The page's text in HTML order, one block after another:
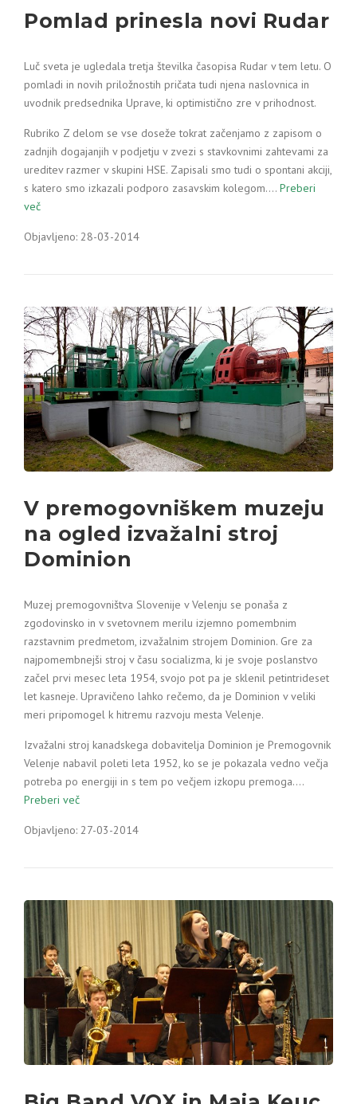
Pomlad prinesla novi Rudar
Luč sveta je ugledala tretja številka časopisa Rudar v tem letu. O
pomladi in novih priložnostih pričata tudi njena naslovnica in
uvodnik predsednika Uprave, ki optimistično zre v prihodnost.
Rubriko Z delom se vse doseže tokrat začenjamo z zapisom o
zadnjih dogajanjih v podjetju v zvezi s stavkovnimi zahtevami za
ureditev razmer v skupini HSE. Zapisali smo tudi o spontani akciji,
s katero smo izkazali podporo zasavskim kolegom.… Preberi
več
Objavljeno: 28-03-2014
V premogovniškem muzeju
na ogled izvažalni stroj
Dominion
Muzej premogovništva Slovenije v Velenju se ponaša z
zgodovinsko in v svetovnem merilu izjemno pomembnim
razstavnim predmetom, izvažalnim strojem Dominion. Gre za
najpomembnejši stroj v času socializma, ki je svoje poslanstvo
začel prvi mesec leta 1954, svojo pot pa je sklenil petintrideset
let kasneje. Upravičeno lahko rečemo, da je Dominion v veliki
meri pripomogel k hitremu razvoju mesta Velenje.
Izvažalni stroj kanadskega dobavitelja Dominion je Premogovnik
Velenje nabavil poleti leta 1952, ko se je pokazala vedno večja
potreba po energiji in s tem po večjem izkopu premoga.…
Preberi več
Objavljeno: 27-03-2014